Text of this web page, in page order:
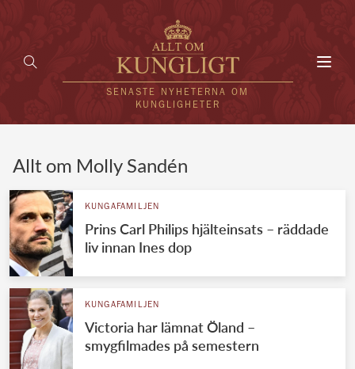
SENASTE NYHETERNA OM
KUNGLIGHETER
UTLÄNDSKT
VÄRLDENS KUNGAHUS
Svenska kungahuset
Brittiska kungahuset
REDAKTION
Allt om Molly Sandén
KUNGAFAMILJEN
Prins Carl Philips hjälteinsats – räddade
liv innan Ines dop
KUNGAFAMILJEN
Victoria har lämnat Öland –
smygfilmades på semestern